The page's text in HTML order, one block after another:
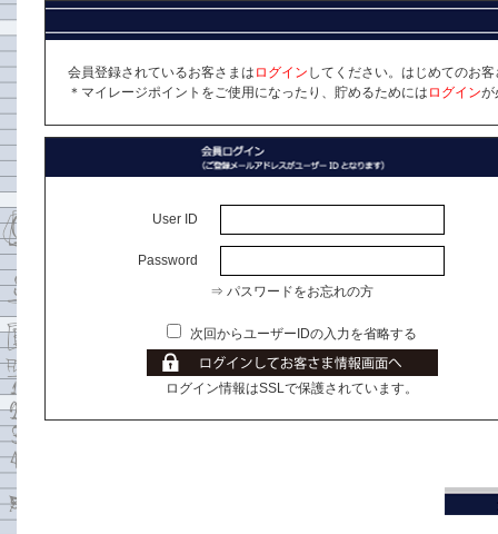
会員登録されているお客さまは ログイン してください。はじめてのお
＊マイレージポイントをご使用になったり、貯めるためには ログインが
User ID
Password
⇒ パスワードをお忘れの方
次回からユーザーIDの入力を省略する
ログイン情報はSSLで保護されています。